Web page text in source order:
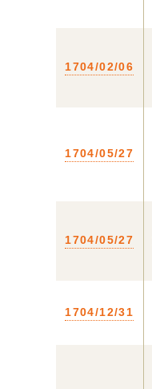
1704/02/06
1704/05/27
1704/05/27
1704/12/31